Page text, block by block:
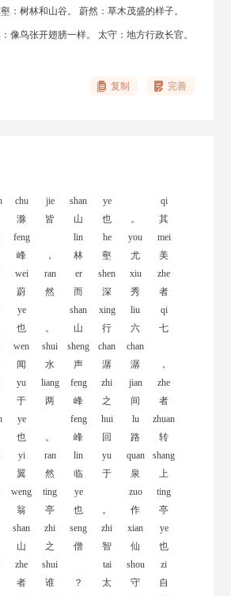
：树林和山谷。 蔚然：草木茂盛的样子。
像鸟张开翅膀一样。 太守：地方行政长官。
复制 完善
chu
滁
jie
皆
shan
山
ye
也
。
qi
其
feng
峰
，
lin
林
he
壑
you
尤
mei
美
wei
蔚
ran
然
er
而
shen
深
xiu
秀
zhe
者
ye
也
。
shan
山
xing
行
liu
六
qi
七
wen
闻
shui
水
sheng
声
chan
潺
chan
潺
，
yu
于
liang
两
feng
峰
zhi
之
jian
间
zhe
者
ye
也
。
feng
峰
hui
回
lu
路
zhuan
转
yi
翼
ran
然
lin
临
yu
于
quan
泉
shang
上
weng
翁
ting
亭
ye
也
。
zuo
作
ting
亭
shan
山
zhi
之
seng
僧
zhi
智
xian
仙
ye
也
zhe
者
shui
谁
？
tai
太
shou
守
zi
自